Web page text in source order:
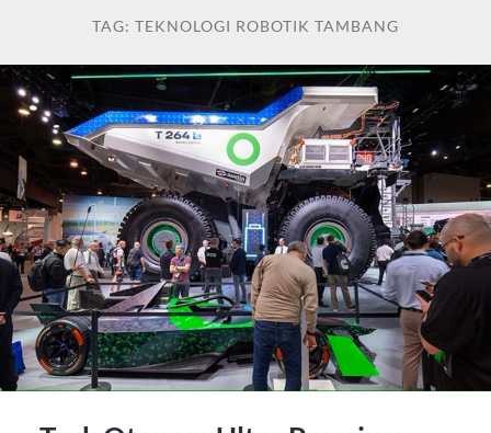
TAG: TEKNOLOGI ROBOTIK TAMBANG